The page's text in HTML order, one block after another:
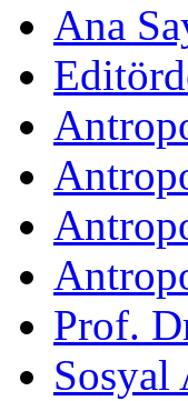
Ana
Prof.